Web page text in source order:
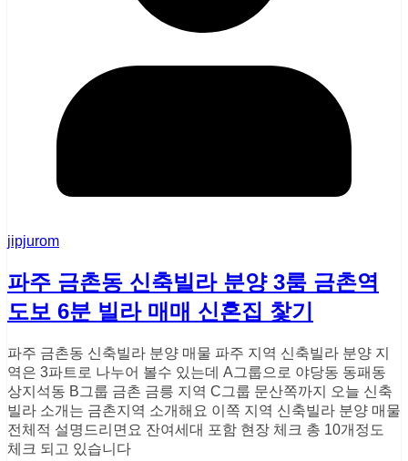
jipjurom
파주 금촌동 신축빌라 분양 3룸 금촌역
도보 6분 빌라 매매 신혼집 찿기
파주 금촌동 신축빌라 분양 매물 파주 지역 신축빌라 분양 지
역은 3파트로 나누어 볼수 있는데 A그룹으로 야당동 동패동
상지석동 B그룹 금촌 금릉 지역 C그룹 문산쪽까지 오늘 신축
빌라 소개는 금촌지역 소개해요 이쪽 지역 신축빌라 분양 매물
전체적 설명드리면요 잔여세대 포함 현장 체크 총 10개정도
체크 되고 있습니다